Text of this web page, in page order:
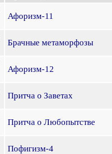
Афоризм-11
Брачные метаморфозы
Афоризм-12
Притча о Заветах
Притча о Любопытстве
Пофигизм-4